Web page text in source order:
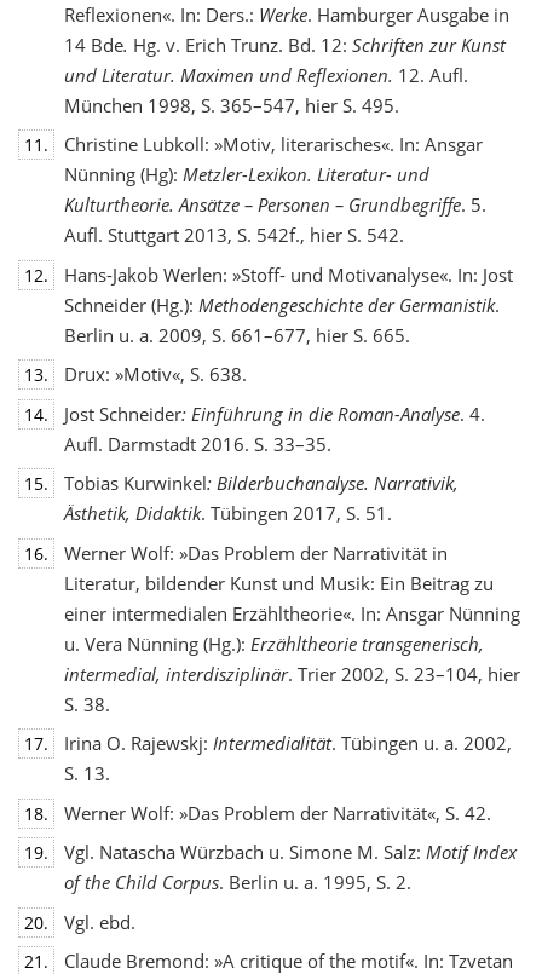
Reflexionen«. In: Ders.: Werke. Hamburger Ausgabe in
14 Bde. Hg. v. Erich Trunz. Bd. 12: Schriften zur Kunst
und Literatur. Maximen und Reflexionen. 12. Aufl.
München 1998, S. 365–547, hier S. 495.
11.
Christine Lubkoll: »Motiv, literarisches«. In: Ansgar
Nünning (Hg): Metzler-Lexikon. Literatur- und
Kulturtheorie. Ansätze – Personen – Grundbegriffe. 5.
Aufl. Stuttgart 2013, S. 542f., hier S. 542.
12.
Hans-Jakob Werlen: »Stoff- und Motivanalyse«. In: Jost
Schneider (Hg.): Methodengeschichte der Germanistik.
Berlin u. a. 2009, S. 661–677, hier S. 665.
13. Drux: »Motiv«, S. 638.
14. Jost Schneider: Einführung in die Roman-Analyse. 4.
Aufl. Darmstadt 2016. S. 33–35.
15. Tobias Kurwinkel: Bilderbuchanalyse. Narrativik,
Ästhetik, Didaktik. Tübingen 2017, S. 51.
16.
Werner Wolf: »Das Problem der Narrativität in
Literatur, bildender Kunst und Musik: Ein Beitrag zu
einer intermedialen Erzähltheorie«. In: Ansgar Nünning
u. Vera Nünning (Hg.): Erzähltheorie transgenerisch,
intermedial, interdisziplinär. Trier 2002, S. 23–104, hier
S. 38.
17. Irina O. Rajewskj: Intermedialität. Tübingen u. a. 2002,
S. 13.
18. Werner Wolf: »Das Problem der Narrativität«, S. 42.
19. Vgl. Natascha Würzbach u. Simone M. Salz: Motif Index
of the Child Corpus. Berlin u. a. 1995, S. 2.
20. Vgl. ebd.
21.
Claude Bremond: »A critique of the motif«. In: Tzvetan